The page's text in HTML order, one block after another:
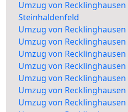
Umzug von Recklinghausen
Steinhaldenfeld
Umzug von
Umzug von
Umzug von
Umzug von
Umzug von
Umzug von
Umzug von